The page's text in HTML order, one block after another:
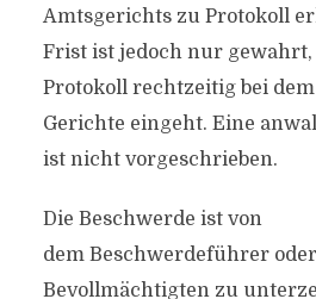
Amtsgerichts zu Protokoll
Frist ist jedoch nur gewahrt,
Protokoll rechtzeitig bei
Gerichte eingeht. Eine
ist nicht vorgeschrieben.
Die Beschwerde ist von
dem Beschwerdeführer
Bevollmächtigten zu